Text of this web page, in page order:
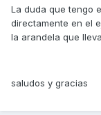
La duda que tengo
directamente en el
la arandela que
saludos y gracias